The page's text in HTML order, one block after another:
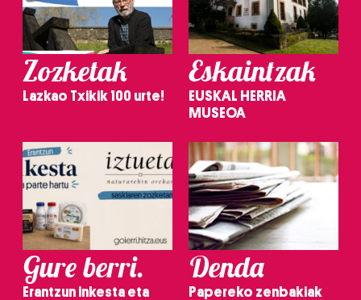
Zozketak
Lazkao Txikik 100 urte!
Eskaintzak
EUSKAL HERRIA
MUSEOA
Gure berri.
Erantzun inkesta eta
Denda
Papereko zenbakiak